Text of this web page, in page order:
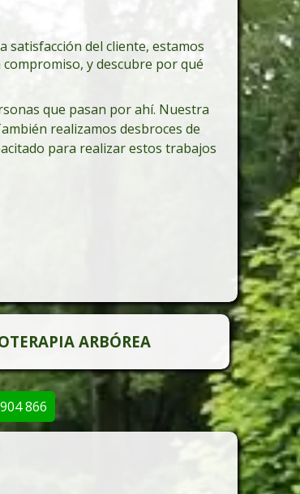
satisfacción del cliente, estamos
y descubre por qué
que pasan por ahí. Nuestra
realizamos desbroces de
para realizar estos trabajos
ARBÓREA
866